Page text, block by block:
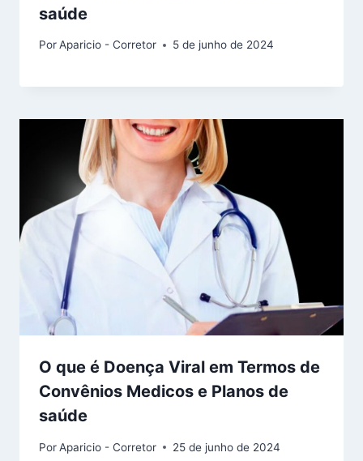
saúde
PorAparicio - Corretor 5 de junho de 2024
O que é Doença Viral em Termos de
Convênios Medicos e Planos de
saúde
PorAparicio - Corretor 25 de junho de 2024